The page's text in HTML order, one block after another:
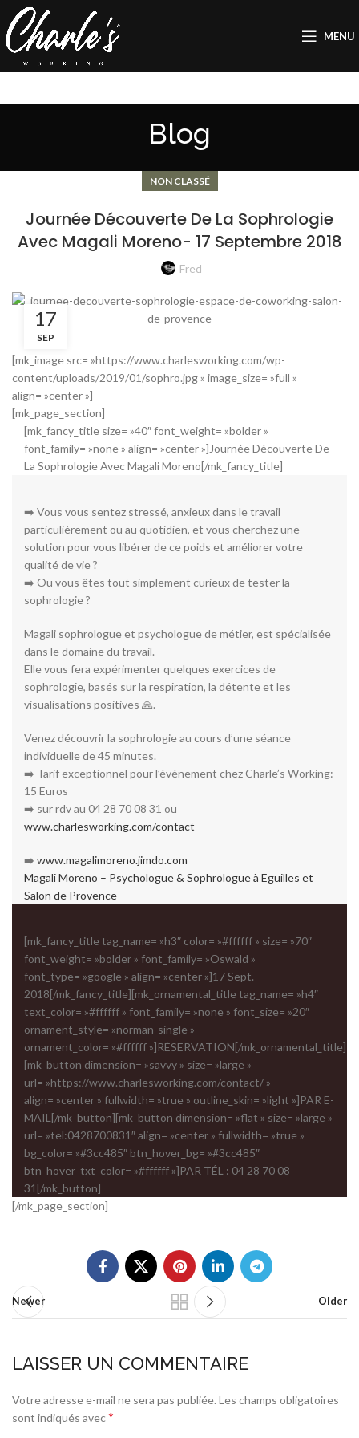
MENU
Blog
NON CLASSÉ
Journée Découverte De La Sophrologie
Avec Magali Moreno- 17 Septembre 2018
Fred
17
SEP
[mk_image src= »https://www.charlesworking.com/wp-
content/uploads/2019/01/sophro.jpg » image_size= »full »
align= »center »]
[mk_page_section]
[mk_fancy_title size= »40″ font_weight= »bolder »
font_family= »none » align= »center »]Journée Découverte De
La Sophrologie Avec Magali Moreno[/mk_fancy_title]
➡️ Vous vous sentez stressé, anxieux dans le travail
particulièrement ou au quotidien, et vous cherchez une
solution pour vous libérer de ce poids et améliorer votre
qualité de vie ?
➡️ Ou vous êtes tout simplement curieux de tester la
sophrologie ?
Magali sophrologue et psychologue de métier, est spécialisée
dans le domaine du travail.
Elle vous fera expérimenter quelques exercices de
sophrologie, basés sur la respiration, la détente et les
visualisations positives 🙏.
Venez découvrir la sophrologie au cours d’une séance
individuelle de 45 minutes.
➡️ Tarif exceptionnel pour l’événement chez Charle’s Working:
15 Euros
➡️ sur rdv au 04 28 70 08 31 ou
www.charlesworking.com/contact
➡️ www.magalimoreno.jimdo.com
Magali Moreno – Psychologue & Sophrologue à Eguilles et
Salon de Provence
[mk_fancy_title tag_name= »h3″ color= »#ffffff » size= »70″
font_weight= »bolder » font_family= »Oswald »
font_type= »google » align= »center »]17 Sept.
2018[/mk_fancy_title][mk_ornamental_title tag_name= »h4″
text_color= »#ffffff » font_family= »none » font_size= »20″
ornament_style= »norman-single »
ornament_color= »#ffffff »]RÉSERVATION[/mk_ornamental_title]
[mk_button dimension= »savvy » size= »large »
url= »https://www.charlesworking.com/contact/ »
align= »center » fullwidth= »true » outline_skin= »light »]PAR E-
MAIL[/mk_button][mk_button dimension= »flat » size= »large »
url= »tel:0428700831″ align= »center » fullwidth= »true »
bg_color= »#3cc485″ btn_hover_bg= »#3cc485″
btn_hover_txt_color= »#ffffff »]PAR TÉL : 04 28 70 08
31[/mk_button]
[/mk_page_section]
Newer Older
LAISSER UN COMMENTAIRE
Votre adresse e-mail ne sera pas publiée. Les champs obligatoires
sont indiqués avec*